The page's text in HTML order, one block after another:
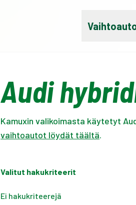
Audi
Kamuxin valikoimasta käytetyt
vaihtoautot löydät täältä.
Valitut hakukriteerit
Ei hakukriteerejä